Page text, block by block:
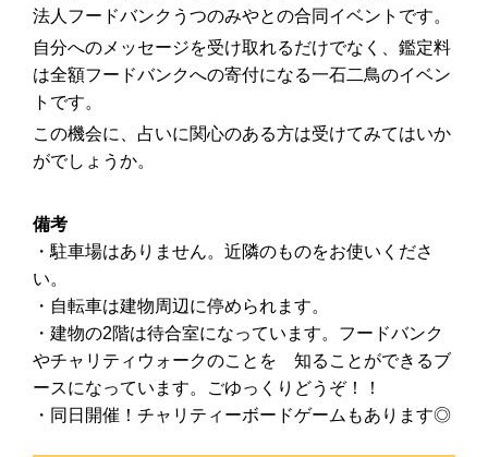
法人フードバンクうつのみやとの合同イベントです。
自分へのメッセージを受け取れるだけでなく、鑑定料
は全額フードバンクへの寄付になる一石二鳥のイベン
トです。
この機会に、占いに関心のある方は受けてみてはいか
がでしょうか。
備考
・駐車場はありません。近隣のものをお使いくださ
い。
・自転車は建物周辺に停められます。
・建物の2階は待合室になっています。フードバンク
やチャリティウォークのことを 知ることができるブ
ースになっています。ごゆっくりどうぞ！！
・同日開催！チャリティーボードゲームもあります◎